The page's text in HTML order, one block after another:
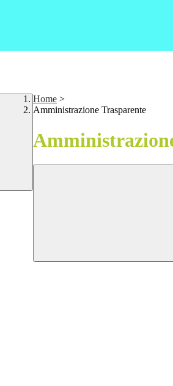
Home >
Amministrazione Trasparente